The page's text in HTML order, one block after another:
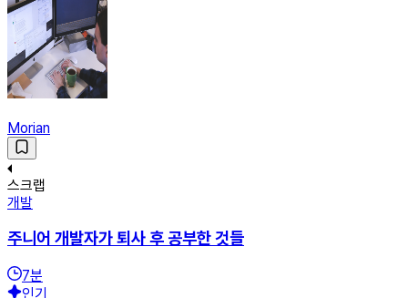
Morian
스크랩
개발
주니어 개발자가 퇴사 후 공부한 것들
7분
인기